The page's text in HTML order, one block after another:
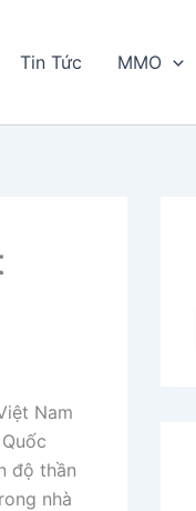
Tin Tức MMO
Nam
độ thần
nhà